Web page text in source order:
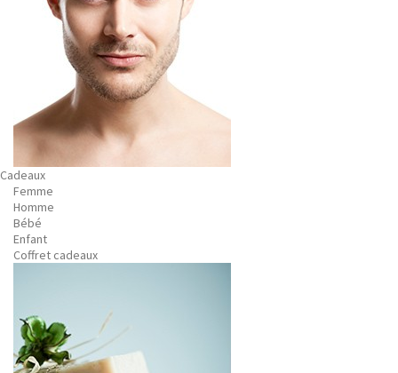
Cadeaux
Femme
Homme
Bébé
Enfant
Coffret cadeaux